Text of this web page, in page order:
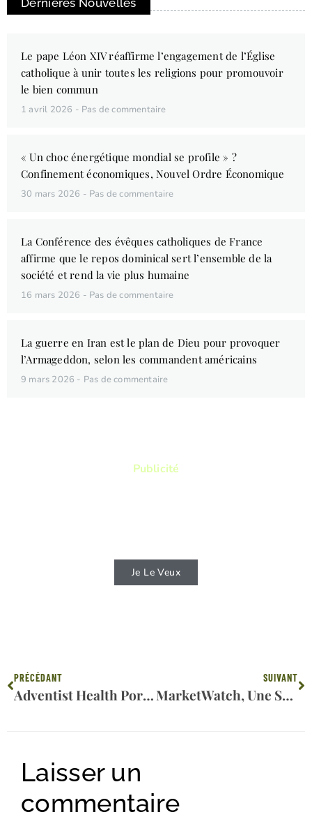
Dernières Nouvelles
Le pape Léon XIV réaffirme l’engagement de l’Église
catholique à unir toutes les religions pour promouvoir
le bien commun
1 avril 2026 Pas de commentaire
« Un choc énergétique mondial se profile » ?
Confinement économiques, Nouvel Ordre Économique
30 mars 2026 Pas de commentaire
La Conférence des évêques catholiques de France
affirme que le repos dominical sert l’ensemble de la
société et rend la vie plus humaine
16 mars 2026 Pas de commentaire
La guerre en Iran est le plan de Dieu pour provoquer
l’Armageddon, selon les commandent américains
9 mars 2026 Pas de commentaire
Publicité
Je Le Veux
Précédent
PRÉCÉDANT
Adventist Health Portland Célèbre Le Mois De La Fierté
SUIVANT
MarketWatch, Une Société Du Dow Jones, Tire La Sonnette D’alarme : L’abrogation Des Lois Bleues Provoque Le Chaos
Laisser un
commentaire